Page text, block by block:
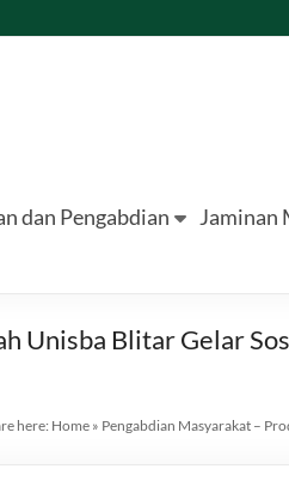
dan Pengabdian Jaminan
Unisba Blitar Gelar
here: Home » Pengabdian Masyarakat –